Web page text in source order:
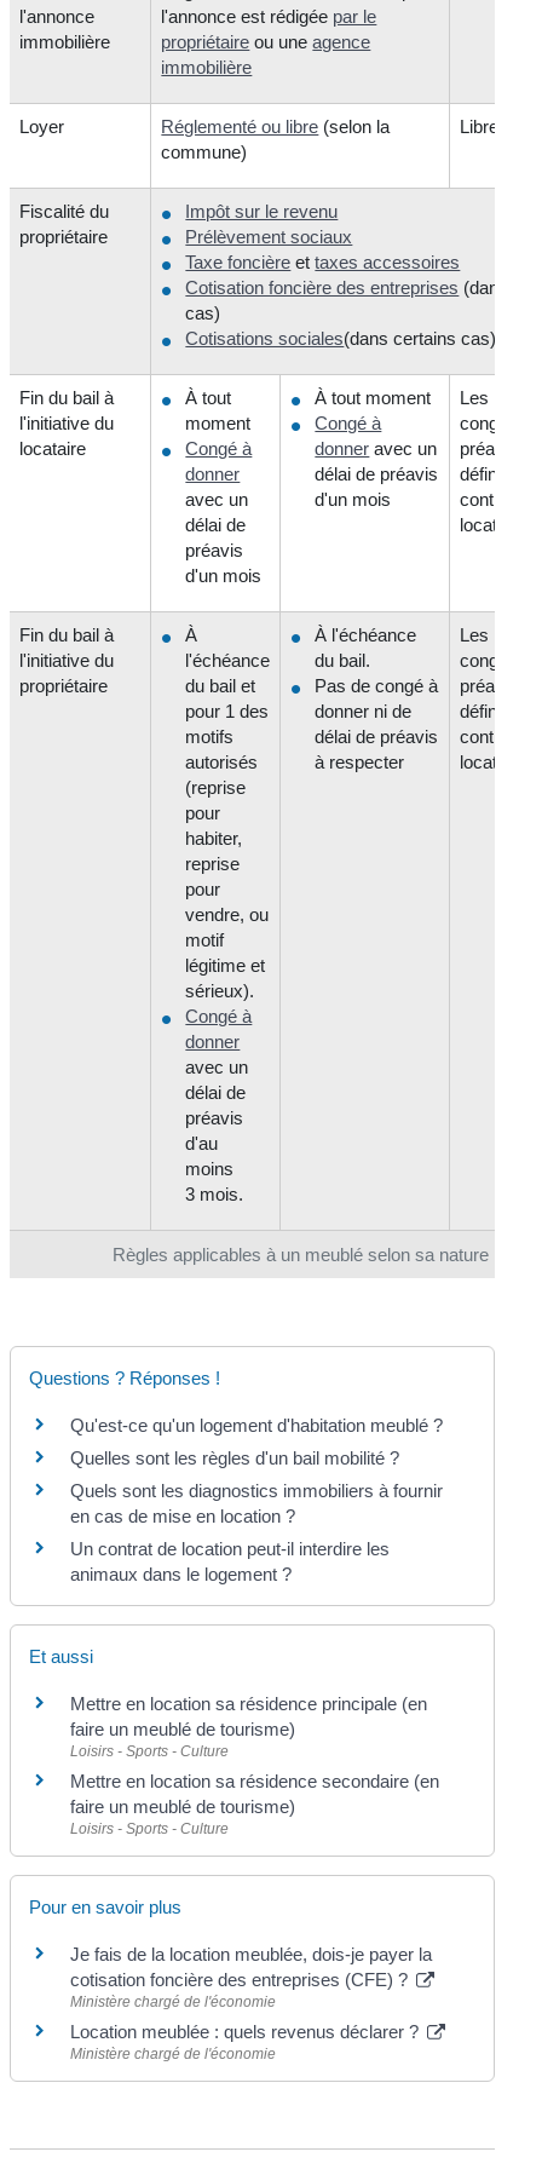
Règles applicables à un meublé selon sa nature
l'annonce
immobilière
l'annonce est rédigée par le
propriétaire ou uneagence
immobilière
Loyer Réglementé ou libre (selon la
commune)
Libre
Fiscalité du
propriétaire
Impôt sur le revenu
Prélèvement sociaux
Taxe foncière ettaxes accessoires
Cotisation foncière des entreprises (dans
cas)
Cotisations sociales(dans certains cas)
Fin du bail à
l'initiative du
locataire
À tout
moment
Congé à
donner
avec un
délai de
préavis
d'un mois
À tout moment
Congé à
donner avec un
délai de préavis
d'un mois
Les
congé et
préavis
définir
contrat de
location
Fin du bail à
l'initiative du
propriétaire
À
l'échéance
du bail et
pour 1 des
motifs
autorisés
(reprise
pour
habiter,
reprise
pour
vendre, ou
motif
légitime et
sérieux).
Congé à
donner
avec un
délai de
préavis
d'au
moins
3 mois.
À l'échéance
du bail.
Pas de congé à
donner ni de
délai de préavis
à respecter
Les
congé et
préavis
définir
contrat de
location
Questions ? Réponses !
Qu'est-ce qu'un logement d'habitation meublé ?
Quelles sont les règles d'un bail mobilité ?
Quels sont les diagnostics immobiliers à fournir
en cas de mise en location ?
Un contrat de location peut-il interdire les
animaux dans le logement ?
Et aussi
Mettre en location sa résidence principale (en
faire un meublé de tourisme)
Loisirs - Sports - Culture
Mettre en location sa résidence secondaire (en
faire un meublé de tourisme)
Loisirs - Sports - Culture
Pour en savoir plus
Je fais de la location meublée, dois-je payer la
cotisation foncière des entreprises (CFE) ?
Ministère chargé de l'économie
Location meublée : quels revenus déclarer ?
Ministère chargé de l'économie